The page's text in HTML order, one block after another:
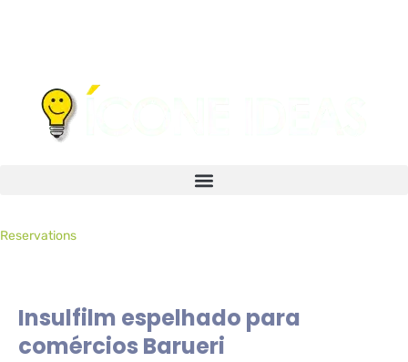
Reservations
Insulfilm espelhado para
comércios Barueri